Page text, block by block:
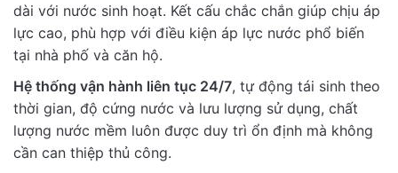
dài với nước sinh hoạt. Kết cấu chắc chắn giúp chịu áp
lực cao, phù hợp với điều kiện áp lực nước phổ biến
tại nhà phố và căn hộ.
Hệ thống vận hành liên tục 24/7, tự động tái sinh theo
thời gian, độ cứng nước và lưu lượng sử dụng, chất
lượng nước mềm luôn được duy trì ổn định mà không
cần can thiệp thủ công.